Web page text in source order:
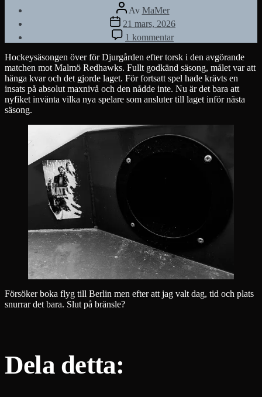
Inläggsförfattare
Av MaMer
Inläggsdatum
21 mars, 2026
1 kommentartill
Halkan
gaarii
Hockeysäsongen över för Djurgården efter torsk i den avgörande
matchen mot Malmö Redhawks. Fullt godkänd säsong, målet var att
hänga kvar och det gjorde laget. För fortsatt spel hade krävts en
insats på absolut maxnivå och den nådde inte. Nu är det bara att
nyfiket invänta vilka nya spelare som ansluter till laget inför nästa
säsong.
Försöker boka flyg till Berlin men efter att jag valt dag, tid och plats
snurrar det bara. Slut på bränsle?
Dela detta: